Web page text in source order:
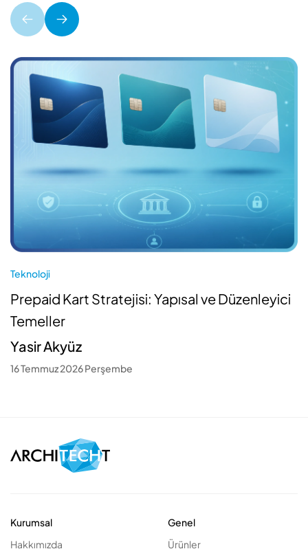
Teknoloji
Prepaid Kart Stratejisi: Yapısal ve Düzenleyici
Temeller
Yasir Akyüz
16 Temmuz 2026 Perşembe
Kurumsal
Hakkımızda
Genel
Ürünler